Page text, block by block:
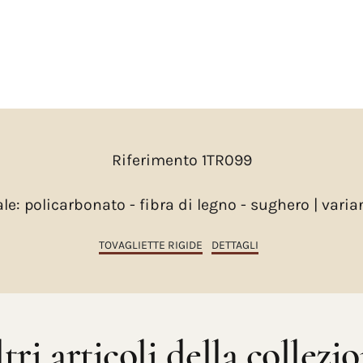
Riferimento 1TR099
policarbonato - fibra di legno - sughero |
TOVAGLIETTE RIGIDE DETTAGLI